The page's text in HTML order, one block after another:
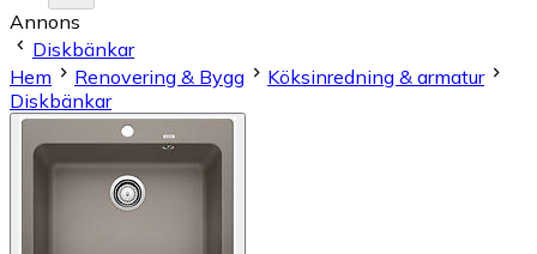
Annons
Diskbänkar
Hem
Renovering & Bygg
Köksinredning & armatur
Diskbänkar